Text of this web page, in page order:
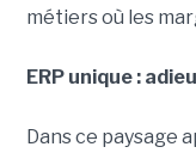
métiers où les
ERP unique :
Dans ce paysage